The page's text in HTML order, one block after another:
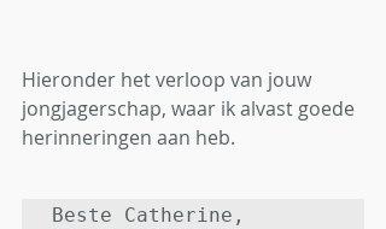
Hieronder het verloop van jouw
jongjagerschap, waar ik alvast goede
herinneringen aan heb.
Beste Catherine,